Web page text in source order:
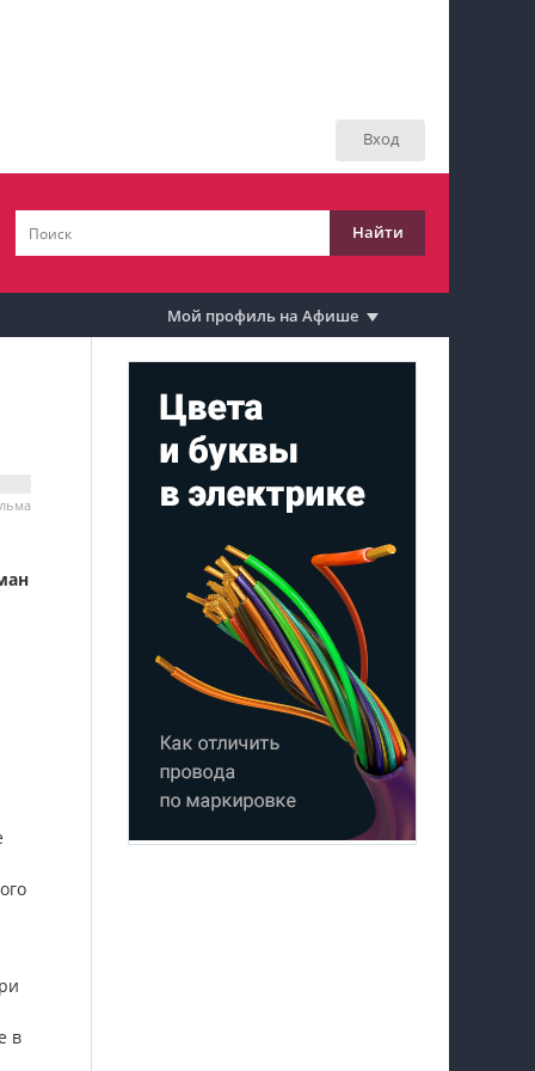
Вход
Найти
Мои тусовки
Мои места
Перечитать
Мой профиль на Афише
в